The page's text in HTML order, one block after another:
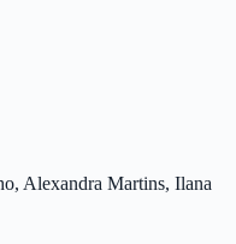
Alexandra Martins, Ilana